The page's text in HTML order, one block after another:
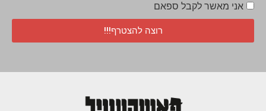
אני מאשר לקבל ספאם
רוצה להצטרף!!!